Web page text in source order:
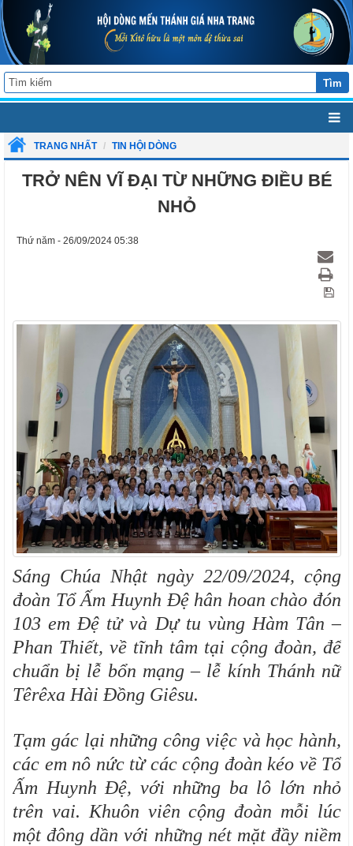
Tìm
TRANG NHẤT TIN HỘI DÒNG
TRỞ NÊN VĨ ĐẠI TỪ NHỮNG ĐIỀU BÉ
NHỎ
Thứ năm - 26/09/2024 05:38
Sáng Chúa Nhật ngày 22/09/2024, cộng
đoàn Tổ Ấm Huynh Đệ hân hoan chào đón
103 em Đệ tử và Dự tu vùng Hàm Tân –
Phan Thiết, về tĩnh tâm tại cộng đoàn, để
chuẩn bị lễ bổn mạng – lễ kính Thánh nữ
Têrêxa Hài Đồng Giêsu.
Tạm gác lại những công việc và học hành,
các em nô nức từ các cộng đoàn kéo về Tổ
Ấm Huynh Đệ, với những ba lô lớn nhỏ
trên vai. Khuôn viên cộng đoàn mỗi lúc
một đông dần với những nét mặt đầy niềm